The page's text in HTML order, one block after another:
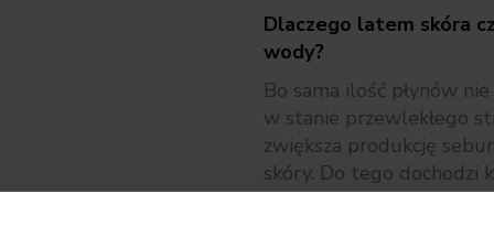
Dlaczego latem skóra
wody?
Bo sama ilość płynów
w stanie przewlekłego
zwiększa produkcję
skóry. Do tego dochodzi
częstsze uszkadzanie